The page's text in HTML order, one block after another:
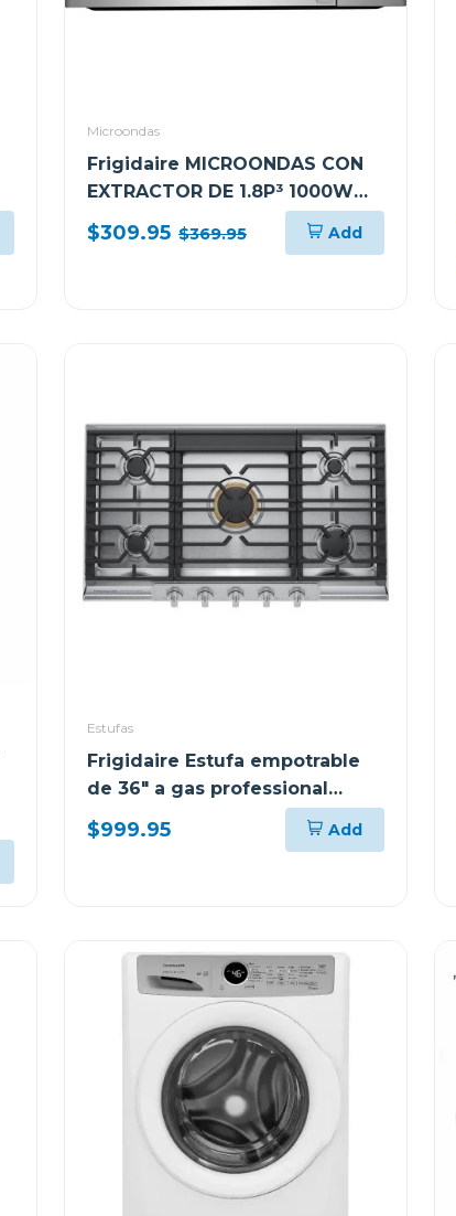
Microondas
Frigidaire MICROONDAS CON
EXTRACTOR DE 1.8P³ 1000W
S1846BS
$309.95 $369.95 Add
Estufas
Frigidaire Estufa empotrable
de 36" a gas professional
pccg3680
$999.95 Add